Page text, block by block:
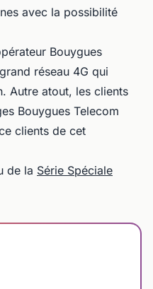
avec la possibilité
Bouygues
réseau 4G qui
Autre atout, les clients
Bouygues Telecom
clients de cet
de la Série Spéciale